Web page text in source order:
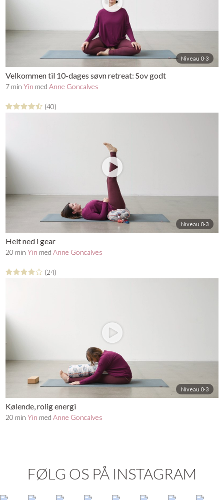
Niveau 0-3
Velkommen til 10-dages søvn retreat: Sov godt
7 minYin medAnne Goncalves
(40)
Niveau 0-3
Helt ned i gear
20 minYin medAnne Goncalves
(24)
Niveau 0-3
Kølende, rolig energi
20 minYin medAnne Goncalves
FØLG OS PÅ INSTAGRAM